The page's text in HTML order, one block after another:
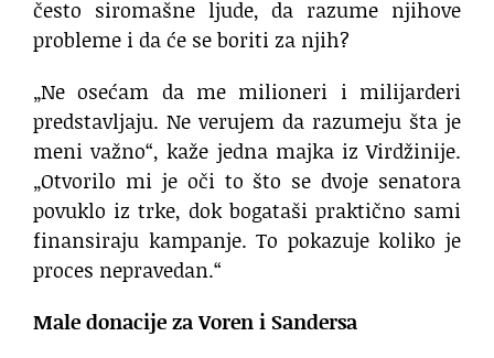
često siromašne ljude, da razume njihove
probleme i da će se boriti za njih?
„Ne osećam da me milioneri i milijarderi
predstavljaju. Ne verujem da razumeju šta je
meni važno“, kaže jedna majka iz Virdžinije.
„Otvorilo mi je oči to što se dvoje senatora
povuklo iz trke, dok bogataši praktično sami
finansiraju kampanje. To pokazuje koliko je
proces nepravedan.“
Male donacije za Voren i Sandersa